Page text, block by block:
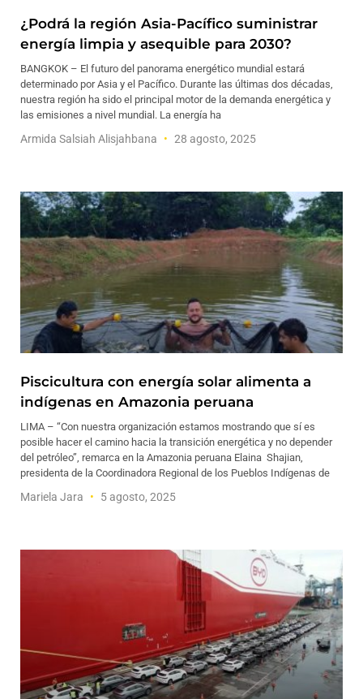
¿Podrá la región Asia-Pacífico suministrar
energía limpia y asequible para 2030?
BANGKOK – El futuro del panorama energético mundial estará
determinado por Asia y el Pacífico. Durante las últimas dos décadas,
nuestra región ha sido el principal motor de la demanda energética y
las emisiones a nivel mundial. La energía ha
Armida Salsiah Alisjahbana 28 agosto, 2025
Piscicultura con energía solar alimenta a
indígenas en Amazonia peruana
LIMA – “Con nuestra organización estamos mostrando que sí es
posible hacer el camino hacia la transición energética y no depender
del petróleo”, remarca en la Amazonia peruana Elaina Shajian,
presidenta de la Coordinadora Regional de los Pueblos Indígenas de
Mariela Jara 5 agosto, 2025